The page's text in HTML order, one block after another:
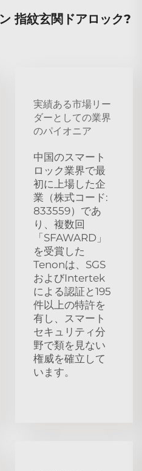
指紋玄関ドアロック?
実績ある市場リー
ダーとしての業界
のパイオニア
中国のスマート
ロック業界で最
初に上場した企
業（株式コード:
833559）であ
り、複数回
「SFAWARD」
を受賞した
Tenonは、SGS
およびIntertek
による認証と195
件以上の特許を
有し、スマート
セキュリティ分
野で類を見ない
権威を確立して
います。